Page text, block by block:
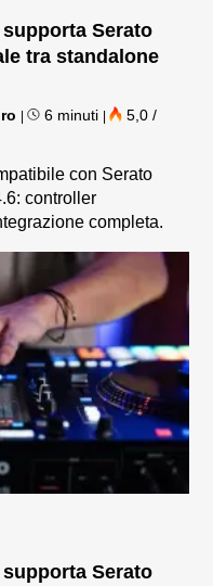
supporta Serato
tra standalone
| 6 minuti |
5,0 /
con Serato
controller
completa.
supporta Serato